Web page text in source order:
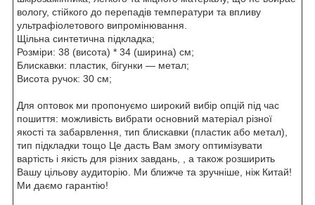
вологу, стійкого до перепадів температури та впливу
ультрафіолетового випромінювання.
Щільна синтетична підкладка;
Розміри: 38 (висота) * 34 (ширина) см;
Блискавки: пластик, бігунки — метал;
Висота ручок: 30 см;
Для оптовок ми пропонуємо широкий вибір опцій під час
пошиття: можливість вибрати основний матеріал різної
якості та забарвлення, тип блискавки (пластик або метал),
тип підкладки тощо Це дасть Вам змогу оптимізувати
вартість і якість для різних завдань, , а також розширить
Вашу цільову аудиторію. Ми ближче та зручніше, ніж Китай!
Ми даємо гарантію!